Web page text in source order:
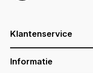
Klantenservice
Informatie